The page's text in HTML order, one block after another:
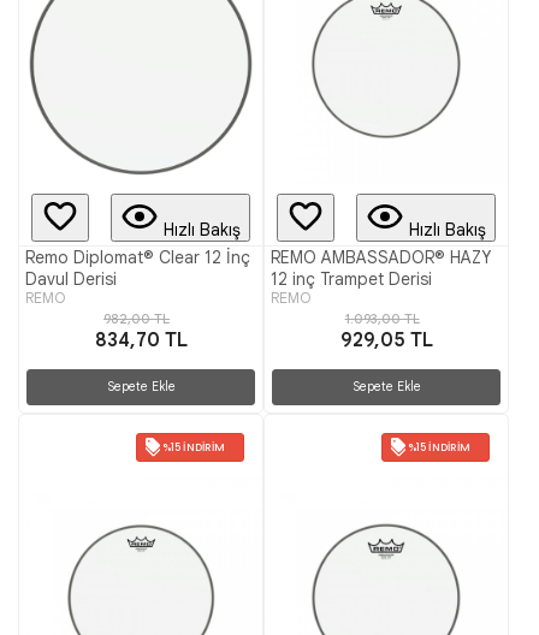
Hızlı Bakış
Remo Diplomat® Clear 12 İnç
Davul Derisi
REMO
982,00 TL
834,70 TL
Sepete Ekle
Hızlı Bakış
REMO AMBASSADOR® HAZY
12 inç Trampet Derisi
REMO
1.093,00 TL
929,05 TL
Sepete Ekle
%15 İNDIRIM %15 İNDIRIM